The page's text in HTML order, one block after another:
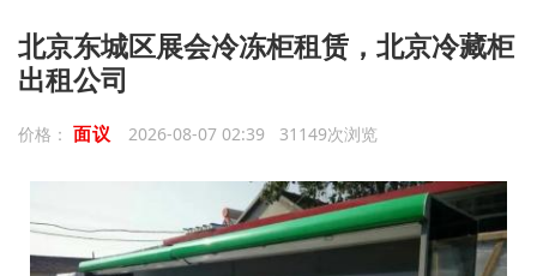
北京东城区展会冷冻柜租赁，北京冷藏柜
出租公司
价格： 面议 2026-08-07 02:39 31149次浏览